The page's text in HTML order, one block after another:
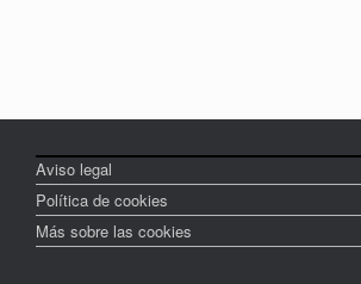
Aviso legal
Política de cookies
Más sobre las cookies